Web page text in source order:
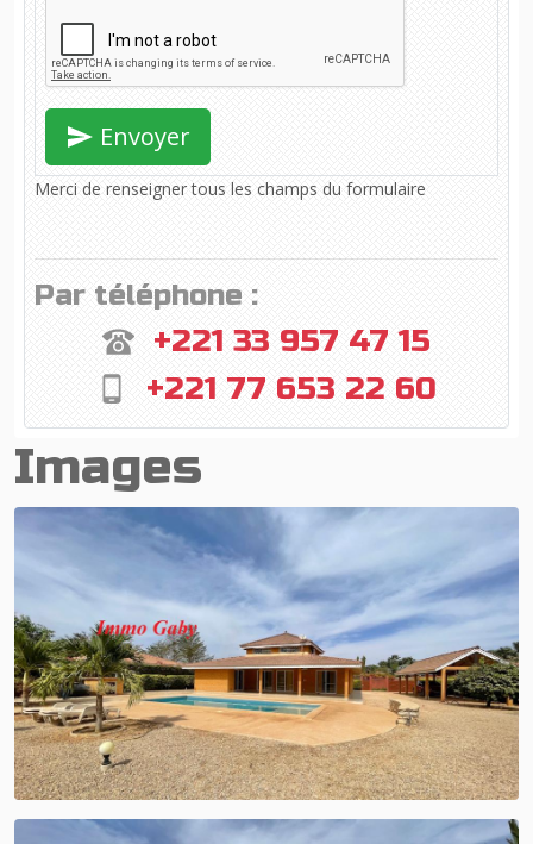
Envoyer
Merci de renseigner tous les champs du formulaire
Par téléphone :
+221 33 957 47 15
+221 77 653 22 60
Images